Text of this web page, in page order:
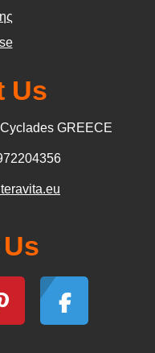
Us
GREECE